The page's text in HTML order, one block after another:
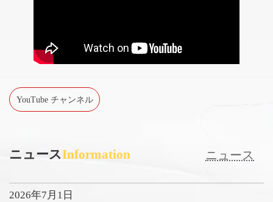
YouTube チャンネル
ニュースInformation ニュース
2026年7月1日